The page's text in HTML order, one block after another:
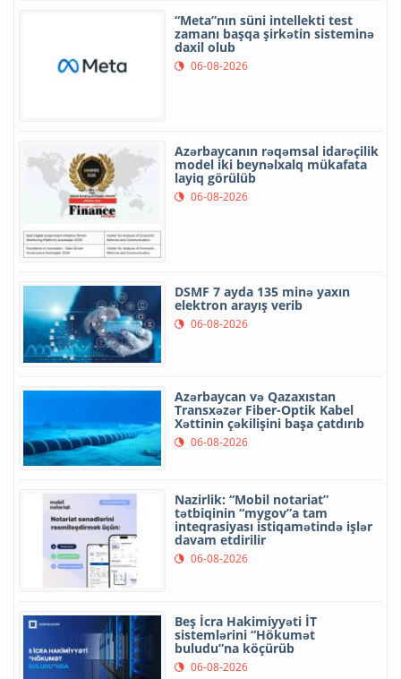
“Meta”nın süni intellekti test
zamanı başqa şirkətin sisteminə
daxil olub
06-08-2026
Azərbaycanın rəqəmsal idarəçilik
model iki beynəlxalq mükafata
layiq görülüb
06-08-2026
DSMF 7 ayda 135 minə yaxın
elektron arayış verib
06-08-2026
Azərbaycan və Qazaxıstan
Transxəzər Fiber-Optik Kabel
Xəttinin çəkilişini başa çatdırıb
06-08-2026
Nazirlik: “Mobil notariat”
tətbiqinin “mygov”a tam
inteqrasiyası istiqamətində işlər
davam etdirilir
06-08-2026
Beş İcra Hakimiyyəti İT
sistemlərini “Hökumət
buludu”na köçürüb
06-08-2026